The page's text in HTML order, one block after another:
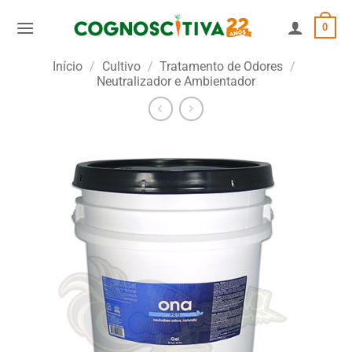
0
Início / Cultivo / Tratamento de Odores /
Neutralizador e Ambientador